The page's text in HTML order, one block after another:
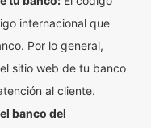
internacional que
Por lo general,
sitio web de tu banco
al cliente.
banco del